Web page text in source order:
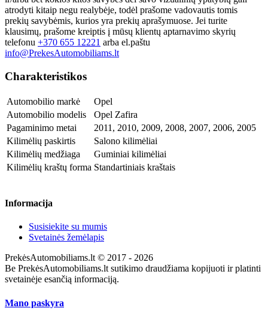
atrodyti kitaip negu realybėje, todėl prašome vadovautis tomis
prekių savybėmis, kurios yra prekių aprašymuose. Jei turite
klausimų, prašome kreiptis į mūsų klientų aptarnavimo skyrių
telefonu +370 655 12221 arba el.paštu
info@PrekesAutomobiliams.lt
Charakteristikos
Automobilio markė
Opel
Automobilio modelis
Opel Zafira
Pagaminimo metai
2011, 2010, 2009, 2008, 2007, 2006, 2005
Kilimėlių paskirtis
Salono kilimėliai
Kilimėlių medžiaga
Guminiai kilimėliai
Kilimėlių kraštų forma Standartiniais kraštais
Informacija
Susisiekite su mumis
Svetainės žemėlapis
PrekėsAutomobiliams.lt © 2017 - 2026
Be PrekėsAutomobiliams.lt sutikimo draudžiama kopijuoti ir platinti
svetainėje esančią informaciją.
Mano paskyra